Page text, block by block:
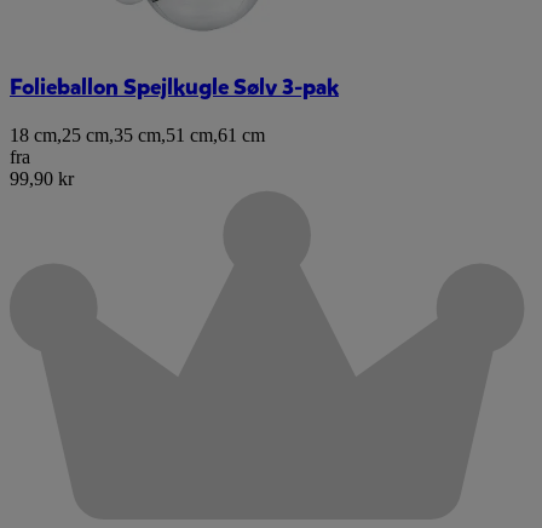
Folieballon Spejlkugle Sølv 3-pak
18 cm,25 cm,35 cm,51 cm,61 cm
fra
99,90 kr